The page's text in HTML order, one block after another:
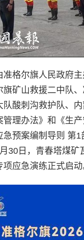
准格尔旗人民政府
旗矿山救援二中队
酸刺沟救护队、
管理办法》和《生
预案编制导则 第
30日，青春塔煤
应急演练正式启动